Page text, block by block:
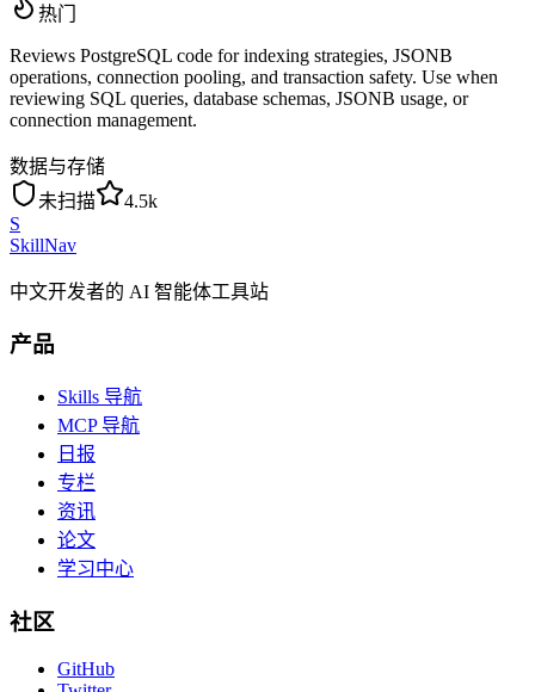
热门
Reviews PostgreSQL code for indexing strategies, JSONB
operations, connection pooling, and transaction safety. Use when
reviewing SQL queries, database schemas, JSONB usage, or
connection management.
数据与存储
未扫描
4.5k
S
SkillNav
中文开发者的 AI 智能体工具站
产品
Skills 导航
MCP 导航
日报
专栏
资讯
论文
学习中心
社区
GitHub